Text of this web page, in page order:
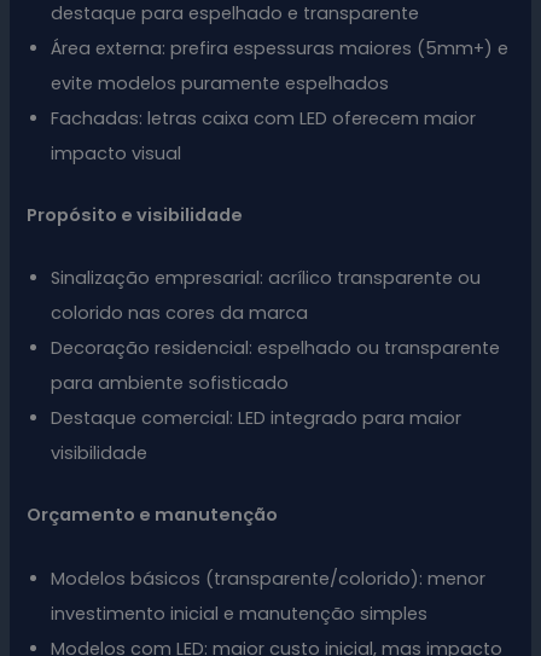
destaque para espelhado e transparente
Área externa: prefira espessuras maiores (5mm+) e
evite modelos puramente espelhados
Fachadas: letras caixa com LED oferecem maior
impacto visual
Propósito e visibilidade
Sinalização empresarial: acrílico transparente ou
colorido nas cores da marca
Decoração residencial: espelhado ou transparente
para ambiente sofisticado
Destaque comercial: LED integrado para maior
visibilidade
Orçamento e manutenção
Modelos básicos (transparente/colorido): menor
investimento inicial e manutenção simples
Modelos com LED: maior custo inicial, mas impacto